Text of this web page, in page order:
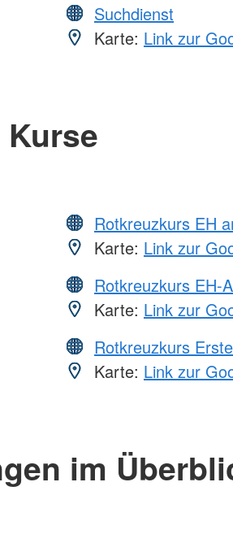
Suchdienst
Karte: Link zur
Kurse
Rotkreuzkurs EH
Karte: Link zur
Rotkreuzkurs EH-
Karte: Link zur
Rotkreuzkurs
Karte: Link zur
im